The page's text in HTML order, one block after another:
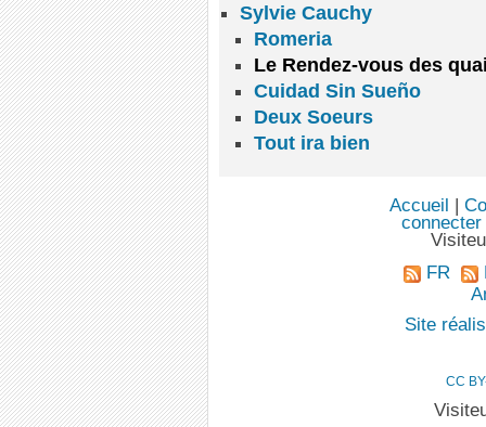
Sylvie Cauchy
Romeria
Le Rendez-vous des
Cuidad Sin Sueño
Deux Soeurs
Tout ira bien
Accueil |
connecter
FR
Site
CC